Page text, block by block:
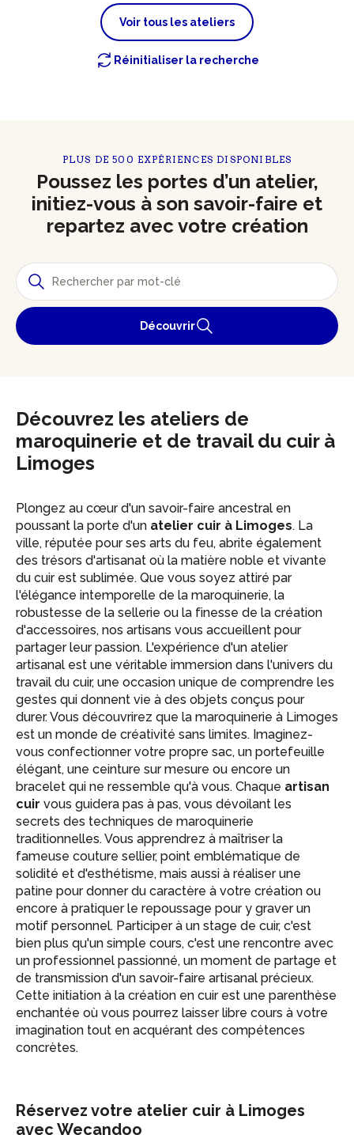
Voir tous les ateliers
Réinitialiser la recherche
PLUS DE 500 EXPÉRIENCES DISPONIBLES
Poussez les portes d’un atelier,
initiez-vous à son savoir-faire et
repartez avec votre création
Découvrir
Découvrez les ateliers de
maroquinerie et de travail du cuir à
Limoges
Plongez au cœur d'un savoir-faire ancestral en
poussant la porte d'un atelier cuir à Limoges. La
ville, réputée pour ses arts du feu, abrite également
des trésors d'artisanat où la matière noble et vivante
du cuir est sublimée. Que vous soyez attiré par
l'élégance intemporelle de la maroquinerie, la
robustesse de la sellerie ou la finesse de la création
d'accessoires, nos artisans vous accueillent pour
partager leur passion. L'expérience d'un atelier
artisanal est une véritable immersion dans l'univers du
travail du cuir, une occasion unique de comprendre les
gestes qui donnent vie à des objets conçus pour
durer. Vous découvrirez que la maroquinerie à Limoges
est un monde de créativité sans limites. Imaginez-
vous confectionner votre propre sac, un portefeuille
élégant, une ceinture sur mesure ou encore un
bracelet qui ne ressemble qu'à vous. Chaque artisan
cuir vous guidera pas à pas, vous dévoilant les
secrets des techniques de maroquinerie
traditionnelles. Vous apprendrez à maîtriser la
fameuse couture sellier, point emblématique de
solidité et d'esthétisme, mais aussi à réaliser une
patine pour donner du caractère à votre création ou
encore à pratiquer le repoussage pour y graver un
motif personnel. Participer à un stage de cuir, c'est
bien plus qu'un simple cours, c'est une rencontre avec
un professionnel passionné, un moment de partage et
de transmission d'un savoir-faire artisanal précieux.
Cette initiation à la création en cuir est une parenthèse
enchantée où vous pourrez laisser libre cours à votre
imagination tout en acquérant des compétences
concrètes.
Réservez votre atelier cuir à Limoges
avec Wecandoo